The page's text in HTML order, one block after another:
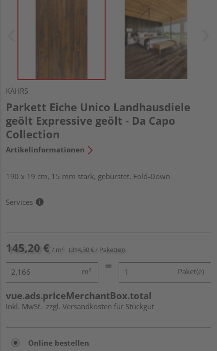
KÄHRS
Parkett Eiche Unico Landhausdiele
geölt Expressive geölt - Da Capo
Collection
Artikelinformationen
190 x 19 cm, 15 mm stark, gebürstet, Fold-Down
Services
145,20 € / m² (314,50 € / Paket(e))
m² Paket(e)
vue.ads.priceMerchantBox.total
inkl. MwSt. zzgl. Versandkosten für Stückgut
Online bestellen